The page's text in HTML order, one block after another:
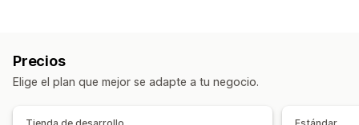
Ofertas por tiempo limitado
Descuentos personalizados
Gestión de descuentos
Basado en el cliente
Basado en la cantidad Basado en el peso Código postal
Precios
Elige el plan que mejor se adapte a tu negocio.